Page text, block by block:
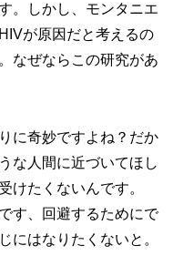
。しかし、モンタニエ
が原因だと考えるの
なぜならこの研究があ
に奇妙ですよね？だか
な人間に近づいてほし
けたくないんです。
す、回避するためにで
にはなりたくないと。